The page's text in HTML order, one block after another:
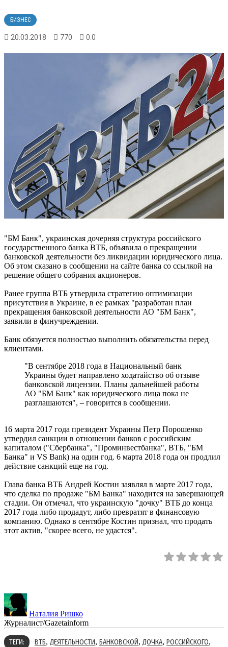
БИЗНЕС
20.03.2018 770 0.0
"БМ Банк", украинская дочерняя структура российского
государственного банка ВТБ, объявила о прекращении
банковской деятельности без ликвидации юридического лица.
Об этом сказано в сообщении на сайте банка со ссылкой на
решение общего собрания акционеров.
Ранее группа ВТБ утвердила стратегию оптимизации
присутствия в Украине, в ее рамках "разработан план
прекращения банковской деятельности АО "БМ Банк",
заявили в финучреждении.
Банк обязуется полностью выполнить обязательства перед
клиентами.
"В сентябре 2018 года в Национальный банк
Украины будет направлено ходатайство об отзыве
банковской лицензии. Планы дальнейшей работы
АО "БМ Банк" как юридического лица пока не
разглашаются", – говорится в сообщении.
16 марта 2017 года президент Украины Петр Порошенко
утвердил санкции в отношении банков с российским
капиталом ("Сбербанка", "Проминвестбанка", ВТБ, "БМ
Банка" и VS Bank) на один год. 6 марта 2018 года он продлил
действие санкций еще на год.
Глава банка ВТБ Андрей Костин заявлял в марте 2017 года,
что сделка по продаже "БМ Банка" находится на завершающей
стадии. Он отмечал, что украинскую "дочку" ВТБ до конца
2017 года либо продадут, либо превратят в финансовую
компанию. Однако в сентябре Костин признал, что продать
этот актив, "скорее всего, не удастся".
Наталия Ришко
Журналист/Gazetainform
ТЕГИ: ВТБ, ДЕЯТЕЛЬНОСТИ, БАНКОВСКОЙ, ДОЧКА, РОССИЙСКОГО,